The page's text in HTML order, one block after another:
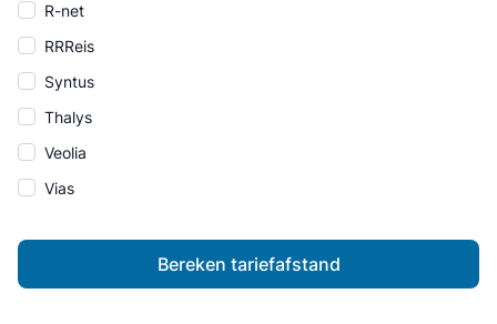
R-net
RRReis
Syntus
Thalys
Veolia
Vias
Bereken tariefafstand